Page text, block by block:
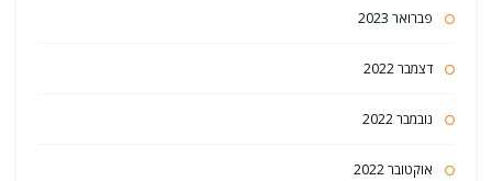
פברואר 2023
דצמבר 2022
נובמבר 2022
אוקטובר 2022